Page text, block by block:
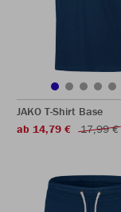
JAKO T-Shirt Base
ab 14,79 €
17,99 €